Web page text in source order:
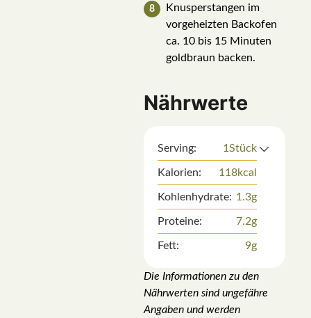
Knusperstangen im
vorgeheizten Backofen
ca. 10 bis 15 Minuten
goldbraun backen.
Nährwerte
Serving: 1Stück
Kalorien: 118kcal
Kohlenhydrate: 1.3g
Proteine: 7.2g
Fett: 9g
Die Informationen zu den
Nährwerten sind ungefähre
Angaben und werden